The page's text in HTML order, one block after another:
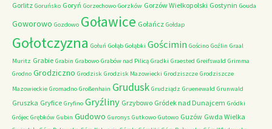
Gorlitz Goruńsko Goryń Gorzechowo Gorzków Gorzów Wielkopolski Gostynin Gouda
Goworowo Gozdowo Goławice Gołańcz Gołdap
Gołotczyzna Gołuń Gołąb Gołąbki Gościmin Gościno Goźlin Graal
Muritz Grabie Grabin Grabowo Grabów nad Pilicą Gradki Graested Greifswald Grimma
Grodno Grodziczno Grodzisk Grodzisk Mazowiecki Grodziszcze Grodziszcze
Mazowieckie Gromadno Großenhain Grudusk Grudziądz Gruenewald Grunwald
Gruszka Gryfice Gryfino Gryźliny Grzybowo Gródek nad Dunajcem Gródki
Grójec Grębków Gubin Gudowo Guronys Gutkowo Gutowo Guzów Gwda Wielka